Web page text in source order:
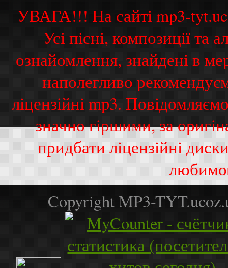
УВАГА!!! На сайті mp3-
Усі пісні, композиції
ознайомлення, знайдені в
наполегливо
ліцензійні mp3.
значно гіршими, за
придбати ліцензійні
Copyright MP3-